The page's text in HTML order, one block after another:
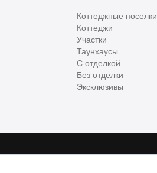
Коттеджные поселки
Коттеджи
Участки
Таунхаусы
С отделкой
Без отделки
Эксклюзивы